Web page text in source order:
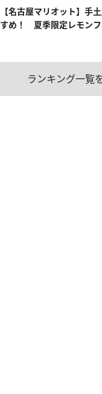
【名古屋マリオット】手
すめ！ 夏季限定レモン
ランキング一覧